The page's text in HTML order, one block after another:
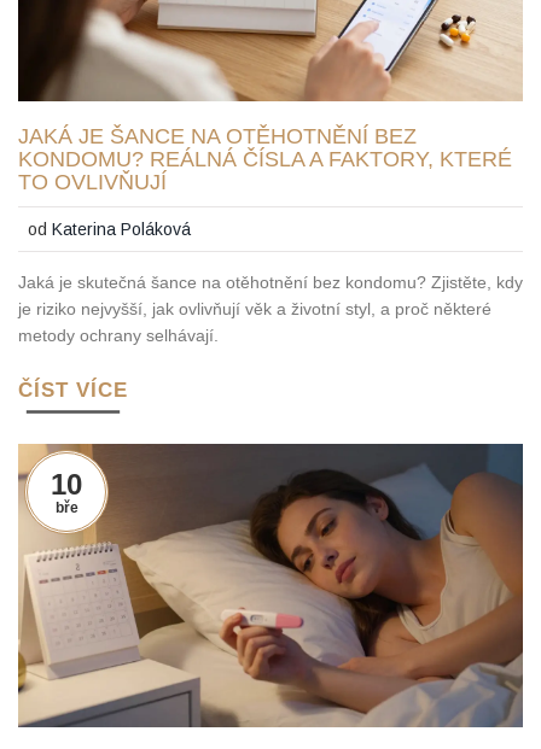
JAKÁ JE ŠANCE NA OTĚHOTNĚNÍ BEZ
KONDOMU? REÁLNÁ ČÍSLA A FAKTORY, KTERÉ
TO OVLIVŇUJÍ
odKaterina Poláková
Jaká je skutečná šance na otěhotnění bez kondomu? Zjistěte, kdy
je riziko nejvyšší, jak ovlivňují věk a životní styl, a proč některé
metody ochrany selhávají.
ČÍST VÍCE
10
bře